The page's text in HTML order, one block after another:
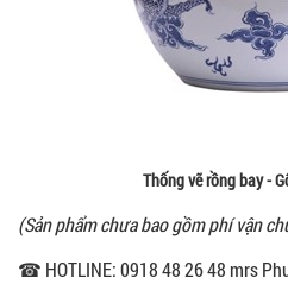
Thống vẽ rồng bay -
(Sản phẩm chưa bao gồm phí vận
☎ HOTLINE: 0918 48 26 48 mrs